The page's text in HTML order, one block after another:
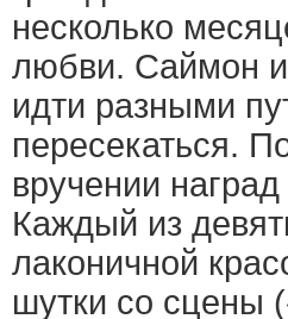
несколько
любви. Саймон
идти разными
пересекаться.
вручении
Каждый из
лаконичной
шутки со сцены